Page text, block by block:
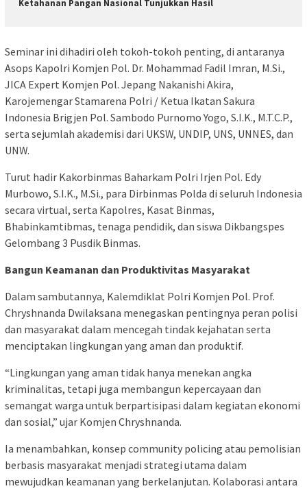
Ketahanan Pangan Nasional Tunjukkan Hasil
Seminar ini dihadiri oleh tokoh-tokoh penting, di antaranya
Asops Kapolri Komjen Pol. Dr. Mohammad Fadil Imran, M.Si.,
JICA Expert Komjen Pol. Jepang Nakanishi Akira,
Karojemengar Stamarena Polri / Ketua Ikatan Sakura
Indonesia Brigjen Pol. Sambodo Purnomo Yogo, S.I.K., M.T.C.P.,
serta sejumlah akademisi dari UKSW, UNDIP, UNS, UNNES, dan
UNW.
Turut hadir Kakorbinmas Baharkam Polri Irjen Pol. Edy
Murbowo, S.I.K., M.Si., para Dirbinmas Polda di seluruh Indonesia
secara virtual, serta Kapolres, Kasat Binmas,
Bhabinkamtibmas, tenaga pendidik, dan siswa Dikbangspes
Gelombang 3 Pusdik Binmas.
Bangun Keamanan dan Produktivitas Masyarakat
Dalam sambutannya, Kalemdiklat Polri Komjen Pol. Prof.
Chryshnanda Dwilaksana menegaskan pentingnya peran polisi
dan masyarakat dalam mencegah tindak kejahatan serta
menciptakan lingkungan yang aman dan produktif.
“Lingkungan yang aman tidak hanya menekan angka
kriminalitas, tetapi juga membangun kepercayaan dan
semangat warga untuk berpartisipasi dalam kegiatan ekonomi
dan sosial,” ujar Komjen Chryshnanda.
Ia menambahkan, konsep community policing atau pemolisian
berbasis masyarakat menjadi strategi utama dalam
mewujudkan keamanan yang berkelanjutan. Kolaborasi antara